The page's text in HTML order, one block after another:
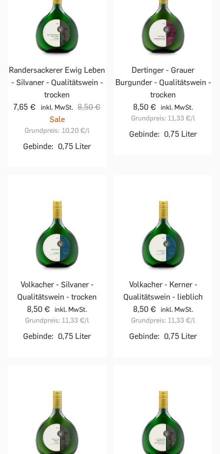
Randersackerer Ewig Leben
- Silvaner - Qualitätswein -
trocken
7,65 €
inkl. MwSt. 8,50 €
Sale
Grundpreis: 10,20 €/l
Gebinde: 0,75 Liter
Dertinger - Grauer
Burgunder - Qualitätswein -
trocken
8,50 €
inkl. MwSt.
Grundpreis: 11,33 €/l
Gebinde: 0,75 Liter
Volkacher - Silvaner -
Qualitätswein - trocken
8,50 €
inkl. MwSt.
Grundpreis: 11,33 €/l
Gebinde: 0,75 Liter
Volkacher - Kerner -
Qualitätswein - lieblich
8,50 €
inkl. MwSt.
Grundpreis: 11,33 €/l
Gebinde: 0,75 Liter